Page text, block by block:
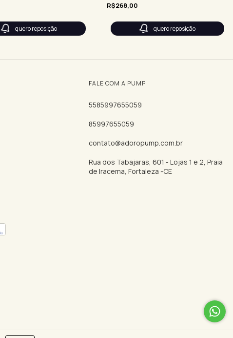
quero reposição
R$268,00
quero reposição
FALE COM A PUMP
5585997655059
85997655059
contato@adoropump.com.br
Rua dos Tabajaras, 601 - Lojas 1 e 2, Praia
de Iracema, Fortaleza -CE